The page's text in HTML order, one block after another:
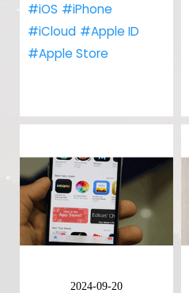
#iOS #iPhone
#iCloud #Apple ID
#Apple Store
2024-09-20